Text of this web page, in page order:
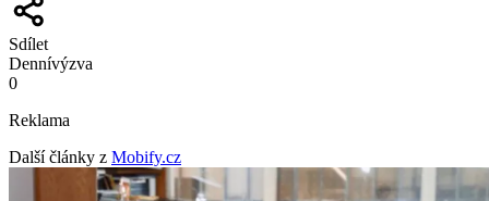
Sdílet
Dennívýzva
0
Reklama
Další články z Mobify.cz